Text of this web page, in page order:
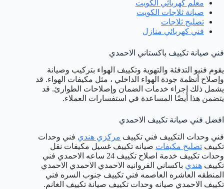
معلم كهربائي الكويت
صيانة ثلاجات الكويت
تصليح ثلاجات
فني كهربائي منازل
فني صيانة تكييف باكستاني الاحمدي
يقوم فنيو التدفئة والتهوية وتكييف الهواء بتركيب وصيانة
وإصلاح أنظمة جودة الهواء الداخلي ، مثل مكيفات الهواء. قد
يشمل ذلك إجراء خدمات الضمان وإصلاحات الطوارئ. قد
يتضمن هذا أيضًا المساعدة في استفسارات العملاء.
افضل فني صيانة تكييف الاحمدي
فني وحدات التكييف فني تكييف مركزي هندي فني وحدات
تكييف تصليح مكيفات صيانه تكييف غسيل مكيفات نقل
وحدات تكييف خدمة اصلاح تكييف 24 ساعه الاحمدي فني
تكييف هندي باكساني الفروانيه الاحمدي الاحمدي الاحمدي
المنطقه العاشره العاصمه فني تكييف جنوب السره فني
تكييف الاحمدي صيانه وحدات تكييف صيانة تكييف الغانم.